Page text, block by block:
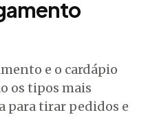
e o cardápio
os tipos mais
para tirar pedidos e